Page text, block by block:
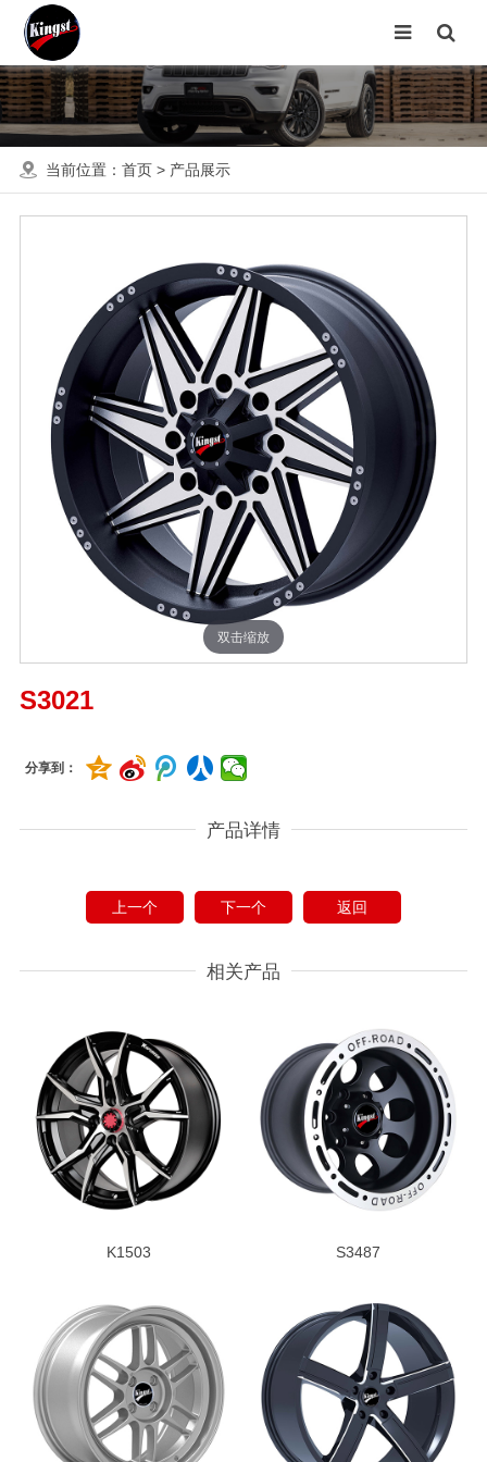
当前位置： 首页> 产品展示
双击缩放
S3021
分享到：
产品详情
上一个 下一个 返回
相关产品
K1503 S3487